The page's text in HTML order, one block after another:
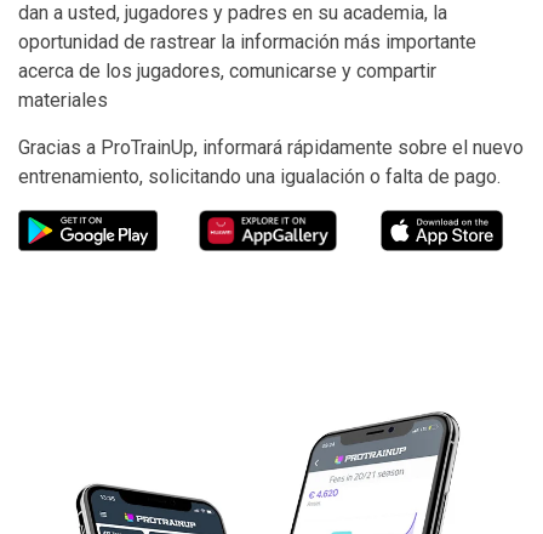
dan a usted, jugadores y padres en su academia, la
oportunidad de rastrear la información más importante
acerca de los jugadores, comunicarse y compartir
materiales
Gracias a ProTrainUp, informará rápidamente sobre el nuevo
entrenamiento, solicitando una igualación o falta de pago.